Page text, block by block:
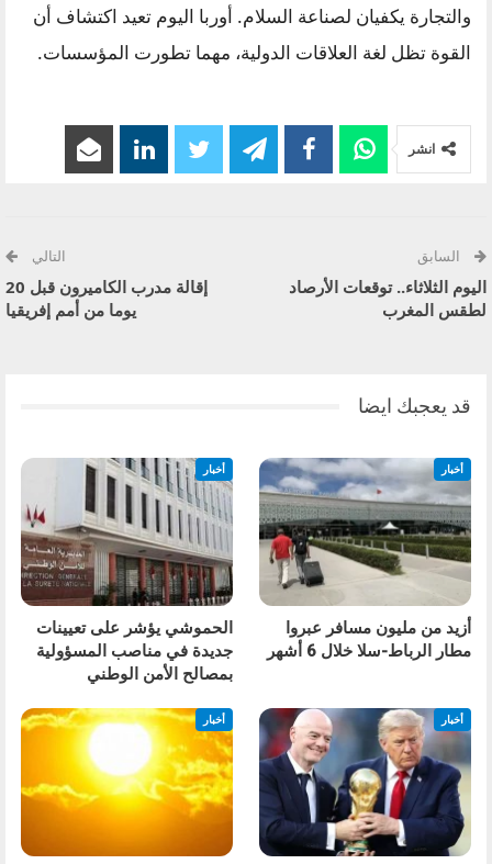
والتجارة يكفيان لصناعة السلام. أوربا اليوم تعيد اكتشاف أن
القوة تظل لغة العلاقات الدولية، مهما تطورت المؤسسات.
انشر
السابق
اليوم الثلاثاء.. توقعات الأرصاد
لطقس المغرب
التالي
إقالة مدرب الكاميرون قبل 20
يوما من أمم إفريقيا
قد يعجبك ايضا
أخبار
أزيد من مليون مسافر عبروا
مطار الرباط-سلا خلال 6 أشهر
أخبار
الحموشي يؤشر على تعيينات
جديدة في مناصب المسؤولية
بمصالح الأمن الوطني
أخبار أخبار